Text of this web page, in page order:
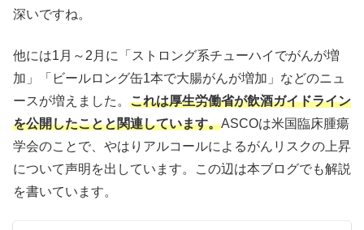
深いですね。
他には1月～2月に「ストロング系チューハイでがんが増
加」「ビールロング缶1本で大腸がんが増加」などのニュ
ースが増えました。 これは厚生労働省が飲酒ガイドライン
を公開したことと関連しています。ASCOは米国臨床腫瘍
学会のことで、やはりアルコールによるがんリスクの上昇
について声明を出しています。この辺は本ブログでも解説
を書いています。